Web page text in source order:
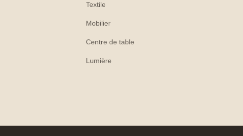
Textile
Mobilier
Centre de table
Lumière